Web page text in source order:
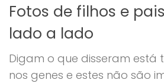
Fotos de filhos e
lado a lado
Digam o que disseram está
nos genes e estes não são